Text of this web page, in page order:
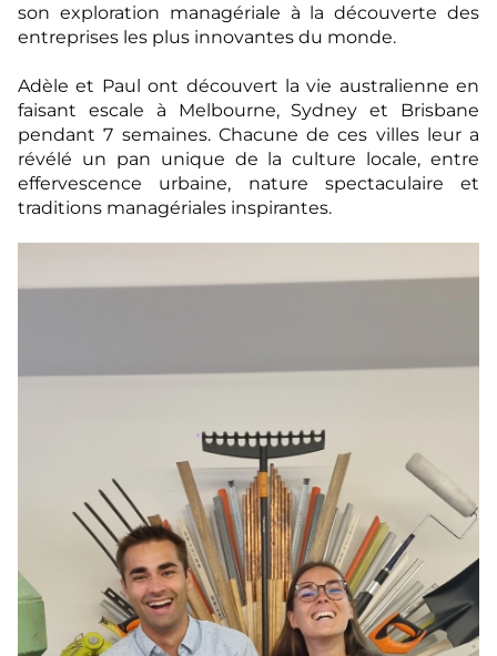
son exploration managériale à la découverte des
entreprises les plus innovantes du monde.
Adèle et Paul ont découvert la vie australienne en
faisant escale à Melbourne, Sydney et Brisbane
pendant 7 semaines. Chacune de ces villes leur a
révélé un pan unique de la culture locale, entre
effervescence urbaine, nature spectaculaire et
traditions managériales inspirantes.